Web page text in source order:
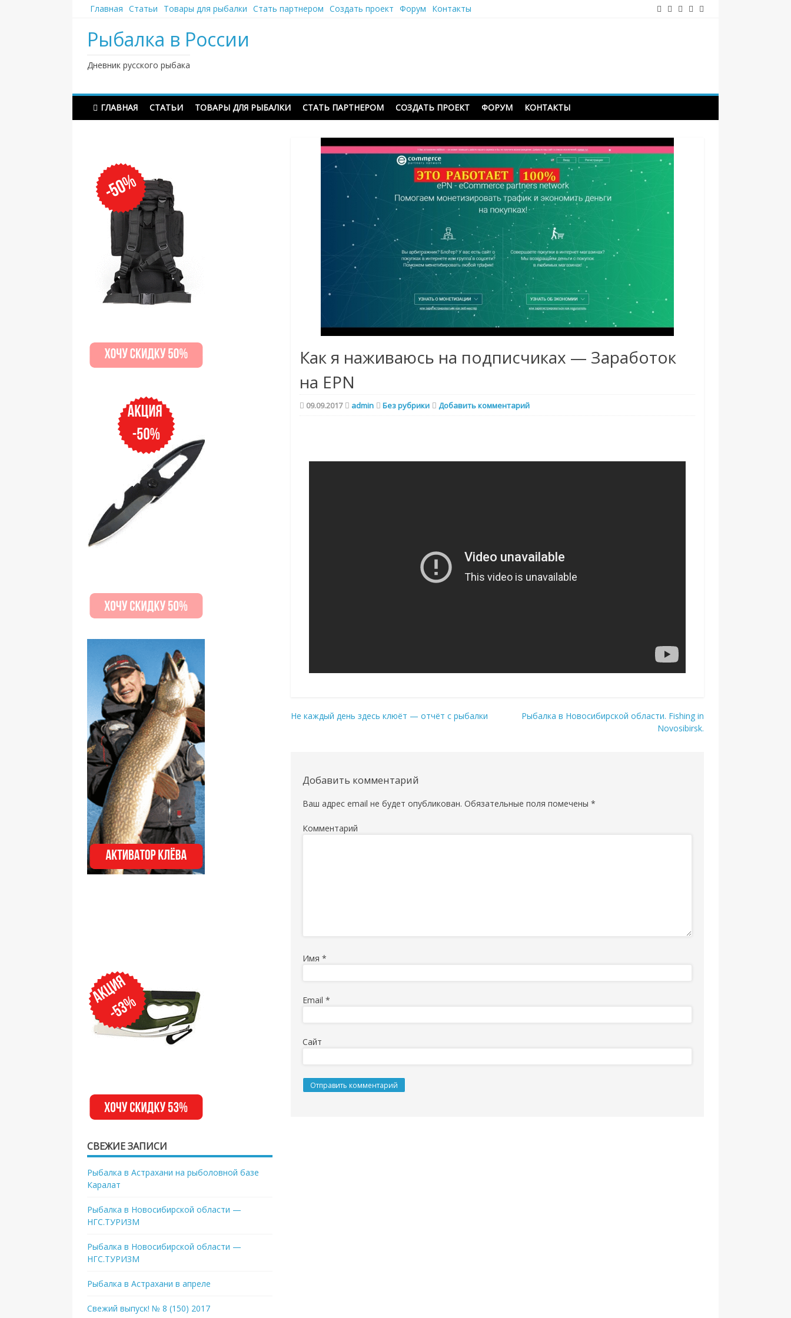
НаверхГлавная Статьи Товары для рыбалки Стать партнером Создать проект Форум Контакты
Рыбалка в России
Дневник русского рыбака
ГЛАВНАЯ СТАТЬИ ТОВАРЫ ДЛЯ РЫБАЛКИ СТАТЬ ПАРТНЕРОМ СОЗДАТЬ ПРОЕКТ ФОРУМ КОНТАКТЫ
Как я наживаюсь на подписчиках — Заработок
на EPN
09.09.2017 admin Без рубрики Добавить комментарий
Не каждый день здесь клюёт — отчёт с рыбалки
Рыбалка в Новосибирской области. Fishing in
Novosibirsk.
Добавить комментарий
Ваш адрес email не будет опубликован. Обязательные поля помечены *
Комментарий
Имя *
Email *
Сайт
СВЕЖИЕ ЗАПИСИ
Рыбалка в Астрахани на рыболовной базе
Каралат
Рыбалка в Новосибирской области —
НГС.ТУРИЗМ
Рыбалка в Новосибирской области —
НГС.ТУРИЗМ
Рыбалка в Астрахани в апреле
Свежий выпуск! № 8 (150) 2017